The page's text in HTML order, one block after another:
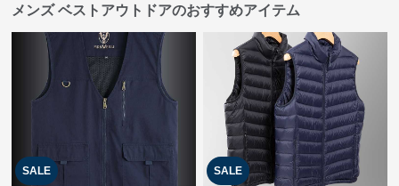
メンズ ベストアウトドアのおすすめアイテム
SALE SALE